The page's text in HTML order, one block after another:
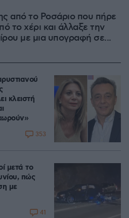
από το Ροσάριο που πήρε
το χέρι και άλλαξε την
με μια υπογραφή σε...
κλειστή
353
μετά το
πώς
με
41